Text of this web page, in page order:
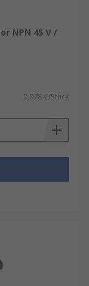
NPN 45 V /
0,078 €/Stück